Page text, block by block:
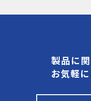
製品に
お気軽